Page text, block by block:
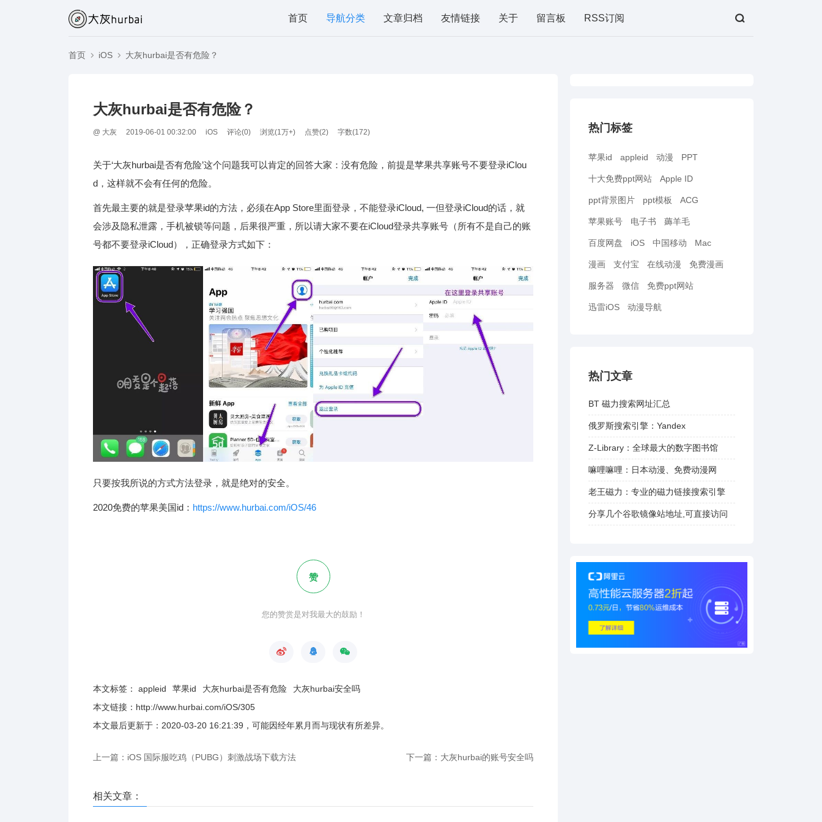
首页 导航分类 文章归档 友情链接 关于 留言板 RSS订阅
首页 iOS 大灰hurbai是否有危险？
大灰hurbai是否有危险？
@ 大灰 2019-06-01 00:32:00 iOS 评论(0) 浏览(1万+) 点赞(2) 字数(172)
关于‘大灰hurbai是否有危险’这个问题我可以肯定的回答大家：没有危险，前提是苹果共享账号不要登录iClou
d，这样就不会有任何的危险。
首先最主要的就是登录苹果id的方法，必须在App Store里面登录，不能登录iCloud, 一但登录iCloud的话，就
会涉及隐私泄露，手机被锁等问题，后果很严重，所以请大家不要在iCloud登录共享账号（所有不是自己的账
号都不要登录iCloud），正确登录方式如下：
只要按我所说的方式方法登录，就是绝对的安全。
2020免费的苹果美国id： https://www.hurbai.com/iOS/46
赞
您的赞赏是对我最大的鼓励！
本文标签： appleid 苹果id 大灰hurbai是否有危险
大灰hurbai安全吗
本文链接： http://www.hurbai.com/iOS/305
本文最后更新于： 2020-03-20 16:21:39 ，可能因经年累月而与现状有所差异。
上一篇：iOS 国际服吃鸡（PUBG）刺激战场下载方法 下一篇：大灰hurbai的账号安全吗
相关文章：
热门标签
苹果id appleid 动漫 PPT
十大免费ppt网站 Apple ID
ppt背景图片 ppt模板 ACG
苹果账号 电子书 薅羊毛
百度网盘 iOS 中国移动 Mac
漫画 支付宝 在线动漫 免费漫画
服务器 微信 免费ppt网站
迅雷iOS 动漫导航
热门文章
BT 磁力搜索网址汇总
俄罗斯搜索引擎：Yandex
Z-Library：全球最大的数字图书馆
嘛哩嘛哩：日本动漫、免费动漫网
老王磁力：专业的磁力链接搜索引擎
分享几个谷歌镜像站地址,可直接访问